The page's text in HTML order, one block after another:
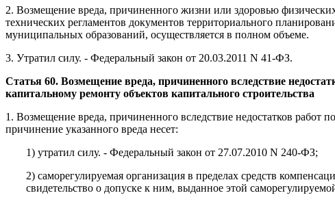
2. Возмещение вреда, причиненного жизни или здоровью
технических регламентов документов территориального
муниципальных образований, осуществляется в полном объеме.
3. Утратил силу. - Федеральный закон от 20.03.2011 N 41-ФЗ.
Статья 60. Возмещение вреда, причиненного вследствие
капитальному ремонту объектов капитального строительства
1. Возмещение вреда, причиненного вследствие недостатков
причинение указанного вреда несет:
1) утратил силу. - Федеральный закон от 27.07.2010 N 240-ФЗ;
2) саморегулируемая организация в пределах средств
свидетельство о допуске к ним, выданное этой